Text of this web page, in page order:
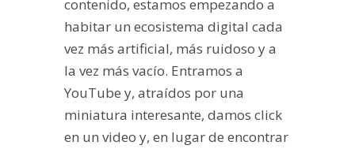
contenido, estamos empezando a
habitar un ecosistema digital cada
vez más artificial, más ruidoso y a
la vez más vacío. Entramos a
YouTube y, atraídos por una
miniatura interesante, damos click
en un video y, en lugar de encontrar